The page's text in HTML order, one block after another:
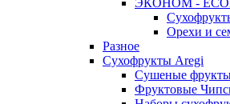
ЭКОНОМ -
Орехи и
Разное
Сухофрукты Aregi
Сушеные
Фруктовые